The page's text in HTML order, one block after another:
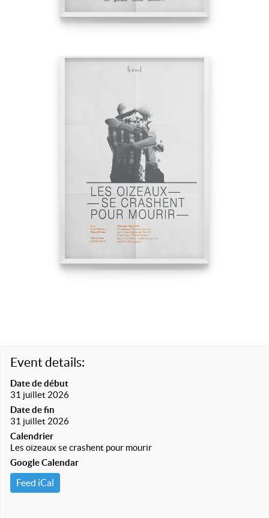
Event details:
Date de début
31 juillet 2026
Date de fin
31 juillet 2026
Calendrier
Les oizeaux se crashent pour mourir
Google Calendar
Feed iCal